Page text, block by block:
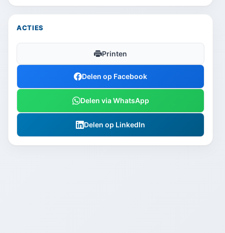
ACTIES
Printen
Delen op Facebook
Delen via WhatsApp
Delen op LinkedIn